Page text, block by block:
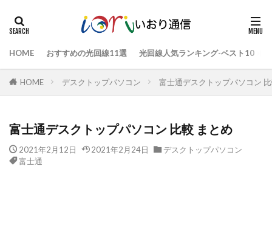
HOME おすすめの光回線11選 光回線人気ランキング-ベスト10
HOME デスクトップパソコン 富士通デスクトップパソコン
富士通デスクトップパソコン 比較 まとめ
2021年2月12日 2021年2月24日
デスクトップパソコン
富士通